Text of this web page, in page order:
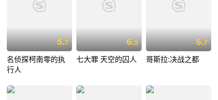
5.7
名侦探柯南零的执
行人
6.5
七大罪 天空的囚人
6.7
哥斯拉:决战之都